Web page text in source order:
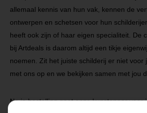
allemaal kennis van hun vak, kennen de
ontwerpen en schetsen voor hun
heeft ook zijn of haar eigen specialiteit. De
bij Artdeals is daarom altijd een tikje
noemen. Zit het juiste schilderij er niet voor
met ons op en we bekijken samen met jou
Na je bestelling gaat onze kunstenaar voor